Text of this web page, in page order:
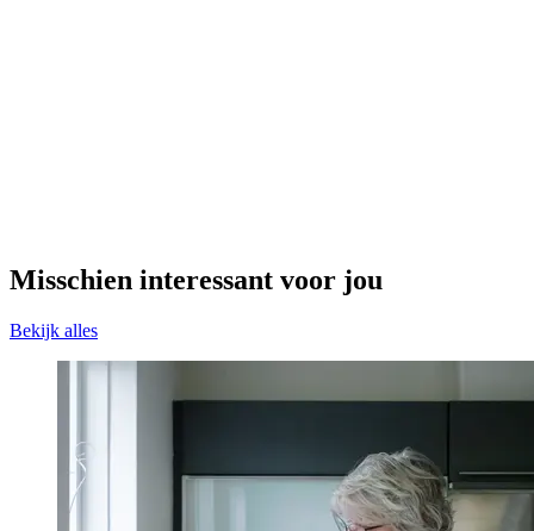
Samen in gesprek
Om je te helpen binnen je familie het gesprek aan te gaan over de
zorg voor een naaste heeft MantelzorgNL de praatplaat Samen in
gesprek, het familiegesprek over de zorg voor onze naaste
ontwikkeld.
Misschien interessant voor jou
Bekijk alles